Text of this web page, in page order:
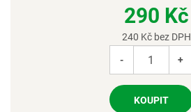
290 Kč
240 Kč bez DPH
-
+